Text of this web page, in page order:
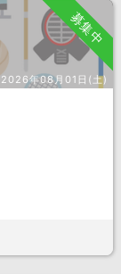
募集中
2026年08月01日(土)